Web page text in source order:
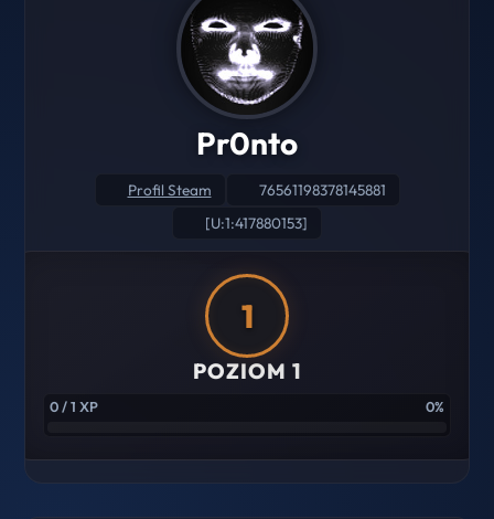
Pr0nto
Profil Steam
76561198378145881
[U:1:417880153]
1
POZIOM 1
0 / 1 XP 0%